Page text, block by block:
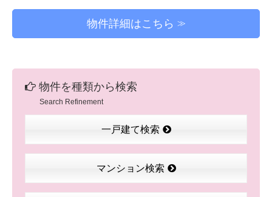
物件詳細はこちら
物件を種類から検索
Search Refinement
一戸建て検索
マンション検索